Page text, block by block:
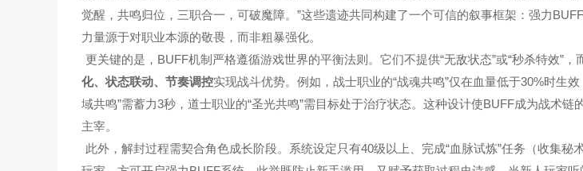
觉醒，共鸣归位，三职合一，可破魔障。”这些遗迹共同构建了一个可信的叙事框架：强力
力量源于对职业本源的敬畏，而非粗暴强化。
更关键的是，BUFF机制严格遵循游戏世界的平衡法则。它们不提供“无敌状态”或“秒杀特效”，
化、状态联动、节奏调控实现战斗优势。例如，战士职业的“战魂共鸣”仅在血量低于30%时生
域共鸣”需蓄力3秒，道士职业的“圣光共鸣”需目标处于治疗状态。这种设计使BUFF成为战术链
主宰。
此外，解封过程需契合角色成长阶段。系统设定只有40级以上、完成“血脉试炼”任务（收集秘